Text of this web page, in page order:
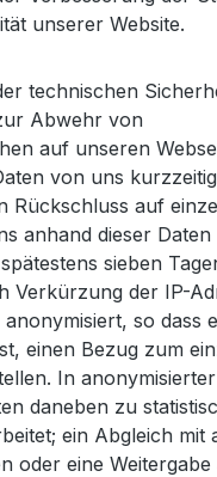
unserer Website.
technischen
Abwehr von
auf unseren
von uns kurzzeitig
Rückschluss auf
anhand dieser
sieben
Verkürzung der IP-
so dass
einen Bezug zum
In
daneben zu
ein Abgleich mit
oder eine